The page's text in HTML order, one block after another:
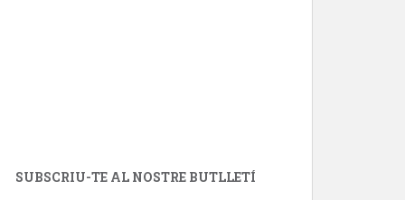
SUBSCRIU-TE AL NOSTRE BUTLLETÍ